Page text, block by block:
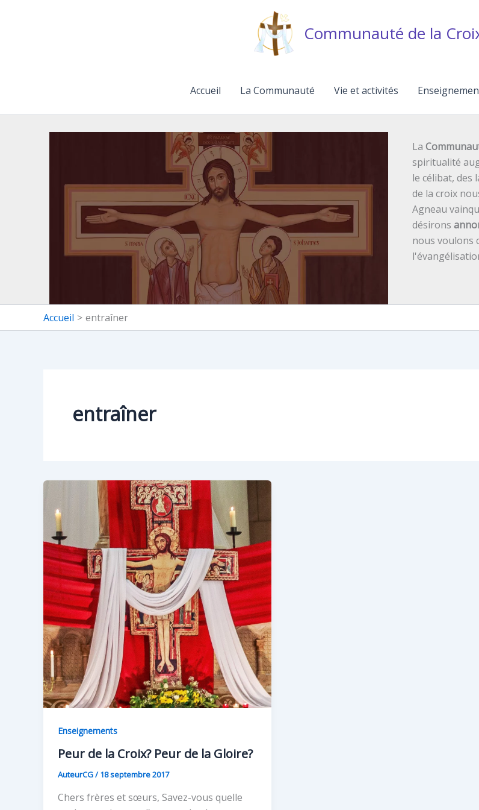
Communauté de la
Accueil La Communauté Vie et activités
La
spiritualité
le célibat, des
de la croix
Agneau
désirons
nous voulons
Accueil entraîner
entraîner
Enseignements
Peur de la Croix? Peur de la Gloire?
AuteurCG/18 septembre 2017
Chers frères et sœurs, Savez-vous quelle